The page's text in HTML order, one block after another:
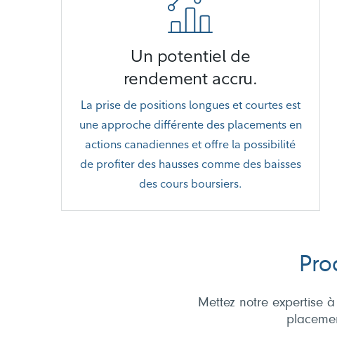
Un potentiel de
rendement accru.
La prise de positions longues et courtes est
une approche différente des placements en
actions canadiennes et offre la possibilité
de profiter des hausses comme des baisses
des cours boursiers.
Mettez notre expertise